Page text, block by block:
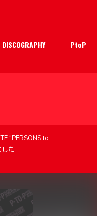
DISCOGRAPHY PtoP
"PERSONS to
した